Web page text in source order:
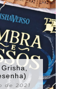
de 2021